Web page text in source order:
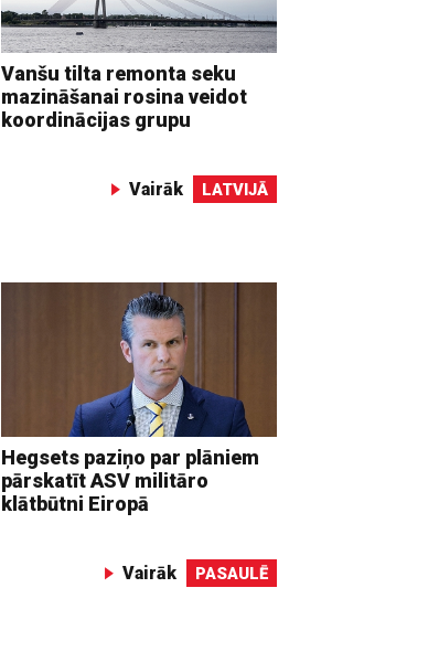
Vanšu tilta remonta seku
mazināšanai rosina veidot
koordinācijas grupu
Vairāk LATVIJĀ
Hegsets paziņo par plāniem
pārskatīt ASV militāro
klātbūtni Eiropā
Vairāk PASAULĒ